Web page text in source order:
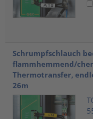
Schrumpfschlauch
flammhemmend/
Thermotransfer,
26m